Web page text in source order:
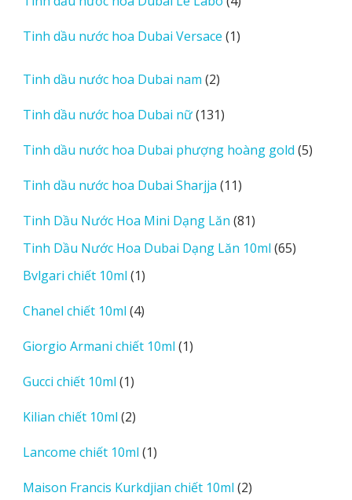
phẩm
Tinh dầu nước hoa Dubai Versace 11
Tinh dầu nước hoa Dubai nam 22
phẩm
Tinh dầu nước hoa Dubai nữ 131131
phẩm
Tinh dầu nước hoa Dubai phượng hoàng gold 55
Tinh dầu nước hoa Dubai Sharjja 1111
phẩm
Tinh Dầu Nước Hoa Mini Dạng Lăn 8181
sản
phẩm
Tinh Dầu Nước Hoa Dubai Dạng Lăn 10ml 6565
Bvlgari chiết 10ml 11
phẩm
Chanel chiết 10ml 44
phẩm
Giorgio Armani chiết 10ml 11
Gucci chiết 10ml 11
phẩm
Kilian chiết 10ml 22
phẩm
Lancome chiết 10ml 11
phẩm
Maison Francis Kurkdjian chiết 10ml 22